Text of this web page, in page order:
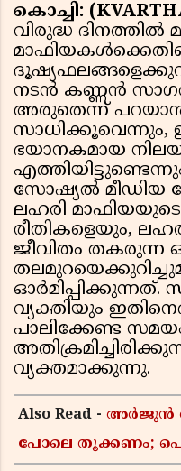
കൊച്ചി:
വിരുദ്ധ ദിനത്തിൽ
നടൻ കണ്ണൻ
അരുതെന്ന് പറയാൻ
സാധിക്കൂവെന്നും,
ഭയാനകമായ
സോഷ്യൽ മീഡിയ
ലഹരി
രീതികളെയും,
ജീവിതം തകരുന്ന
വ്യക്തിയും
പാലിക്കേണ്ട
വ്യക്തമാക്കുന്നു.
Also Read - അർജുൻ
പോലെ തൂക്കണം;